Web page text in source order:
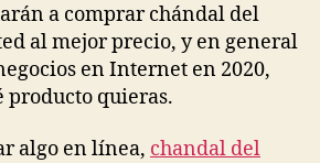
a comprar chándal del
al mejor precio, y en general
en Internet en 2020,
quieras.
algo en línea, chandal del